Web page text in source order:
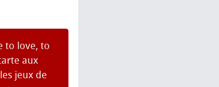
to love, to
aux
jeux de